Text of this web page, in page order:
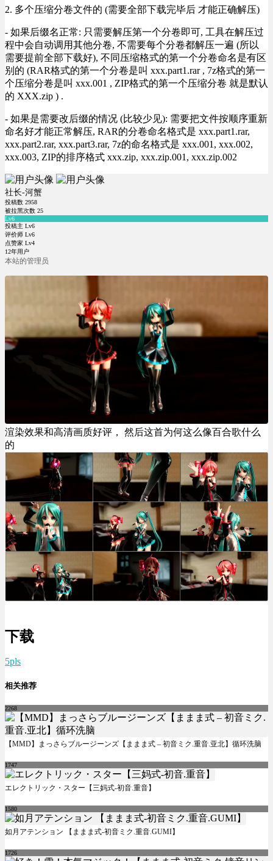
2. 多个压缩分卷文件的 (需要全部下载完毕后 才能正确解压)
- 如果后缀名正常: 只需要解压第一个分卷即可, 工具在解压过
程中会自动调用其他分卷, 不需要每个分卷都解压一遍 (所以
需要提前全部下载好), 不同压缩格式的第一个分卷命名是有区
别的 (RAR格式的第一个分卷是叫 xxx.part1.rar , 7z格式的第一
个压缩分卷是叫 xxx.001 , ZIP格式的第一个压缩分卷 就是默认
的 XXX.zip ) .
- 如果是需要改后缀的情况 (比较少见): 需要把文件按顺序重新
命名好才能正常解压, RAR的分卷命名格式是 xxx.part1.rar,
xxx.part2.rar, xxx.part3.rar, 7z的命名格式是 xxx.001, xxx.002,
xxx.003, ZIP的排序格式 xxx.zip, xxx.zip.001, xxx.zip.002
社长-河蟹
投稿数 2958
被拉黑次数 25
Lv6
投稿主 Lv6
评价师 Lv6
点赞家 Lv4
12年用户
本站的管理员
渲染效果和高清画质好评， 然后这首为何这么像百合歌什么
的
下载
5pls
相关推荐
2268
【MMD】まっさらブルージーンズ【ままま式 – 初音ミク.重音.亚北】循环洗脑
1747
エレクトリック・スター【三妈式-初音.重音】
1580
如月アテンション 【ままま式-初音ミク.重音.GUMI】
1726